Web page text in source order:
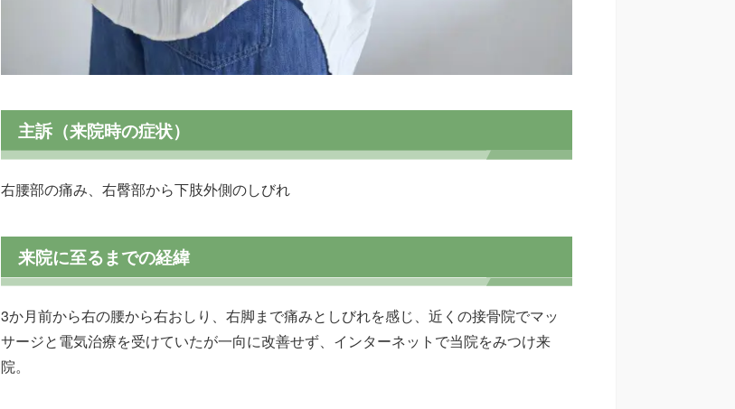
主訴（来院時の症状）
右腰部の痛み、右臀部から下肢外側のしびれ
来院に至るまでの経緯
3か月前から右の腰から右おしり、右脚まで痛みとしびれを感じ、近くの接骨院でマッ
サージと電気治療を受けていたが一向に改善せず、インターネットで当院をみつけ来
院。